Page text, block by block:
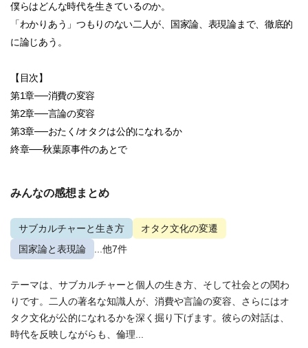
僕らはどんな時代を生きているのか。
「わかりあう」つもりのない二人が、国家論、表現論まで、徹底的
に論じあう。
【目次】
第1章──消費の変容
第2章──言論の変容
第3章──おたく/オタクは公的になれるか
終章──秋葉原事件のあとで
みんなの感想まとめ
サブカルチャーと生き方
オタク文化の変遷
国家論と表現論
...他7件
テーマは、サブカルチャーと個人の生き方、そして社会との関わ
りです。二人の著名な知識人が、消費や言論の変容、さらにはオ
タク文化が公的になれるかを深く掘り下げます。彼らの対話は、
時代を反映しながらも、倫理...